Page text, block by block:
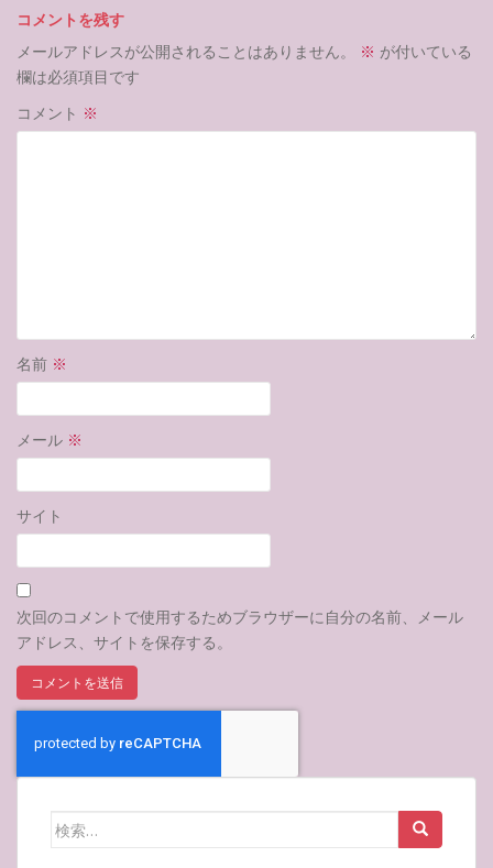
コメントを残す
メールアドレスが公開されることはありません。
※ が付いている
欄は必須項目です
コメント ※
名前 ※
メール ※
サイト
次回のコメントで使用するためブラウザーに自分の名前、メール
アドレス、サイトを保存する。
検